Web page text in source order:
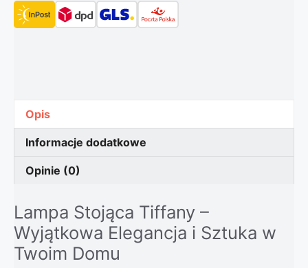
Opis
Informacje dodatkowe
Opinie (0)
Lampa Stojąca Tiffany –
Wyjątkowa Elegancja i Sztuka w
Twoim Domu